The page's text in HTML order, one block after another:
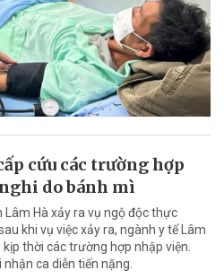
cứu các trường hợp
do bánh mì
Hà xảy ra vụ ngộ độc thực
khi vụ việc xảy ra, ngành y tế Lâm
thời các trường hợp nhập viện.
ca diễn tiến nặng.